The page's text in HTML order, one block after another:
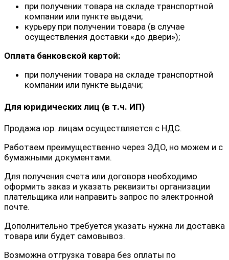
при получении товара на складе транспортной
компании или пункте выдачи;
курьеру при получении товара (в случае
осуществления доставки «до двери»);
Оплата банковской картой:
при получении товара на складе транспортной
компании или пункте выдачи;
Для юридических лиц (в т.ч. ИП)
Продажа юр. лицам осуществляется с НДС.
Работаем преимущественно через ЭДО, но можем и с
бумажными документами.
Для получения счета или договора необходимо
оформить заказ и указать реквизиты организации
плательщика или направить запрос по электронной
почте.
Дополнительно требуется указать нужна ли доставка
товара или будет самовывоз.
Возможна отгрузка товара без оплаты по